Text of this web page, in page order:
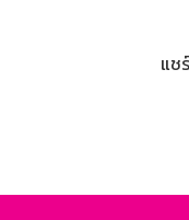
แช